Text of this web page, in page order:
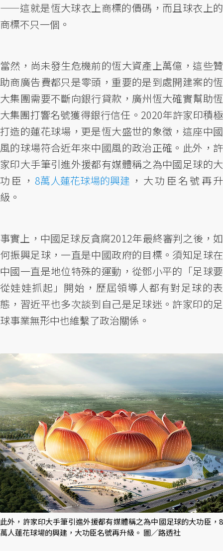
——這就是恆大球衣上商標的價碼，而且球衣上的
商標不只一個。
當然，尚未發生危機前的恆大資產上萬億，這些贊
助商廣告費都只是零頭，重要的是到處開建案的恆
大集團需要不斷向銀行貸款，廣州恆大確實幫助恆
大集團打響名號獲得銀行信任。2020年許家印積極
打造的蓮花球場，更是恆大盛世的象徵，這座中國
風的球場符合近年來中國風的政治正確。此外，許
家印大手筆引進外援都有媒體稱之為中國足球的大
功臣，8萬人蓮花球場的興建 ，大功臣名號再升
級。
事實上，中國足球反貪腐2012年最終審判之後，如
何振興足球，一直是中國政府的目標。須知足球在
中國一直是地位特殊的運動，從鄧小平的「足球要
從娃娃抓起」開始，歷屆領導人都有對足球的表
態，習近平也多次談到自己是足球迷。許家印的足
球事業無形中也維繫了政治關係。
此外，許家印大手筆引進外援都有媒體稱之為中國足球的大功臣，8
萬人蓮花球場的興建，大功臣名號再升級。 圖／路透社